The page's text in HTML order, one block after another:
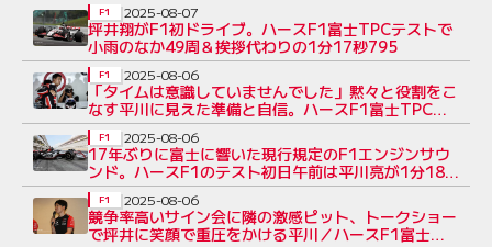
坪井翔がF1初ドライブ。ハースF1富士TPCテストで
小雨のなか49周＆挨拶代わりの1分17秒795
F1 2025-08-07
「タイムは意識していませんでした」黙々と役割をこ
なす平川に見えた準備と自信。ハースF1富士TPCテ
スト初日に111周を走行
F1 2025-08-06
17年ぶりに富士に響いた現行規定のF1エンジンサウ
ンド。ハースF1のテスト初日午前は平川亮が1分18
秒538をマーク
F1 2025-08-06
競争率高いサイン会に隣の激感ピット、トークショー
で坪井に笑顔で重圧をかける平川／ハースF1富士テ
F1 2025-08-06